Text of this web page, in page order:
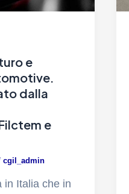
e
dalla
e
cgil_admin
in Italia che in